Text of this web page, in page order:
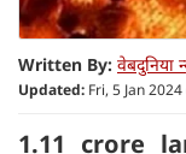
Written By: वेबदुनिया
Updated: Fri, 5 Jan
1.11 crore